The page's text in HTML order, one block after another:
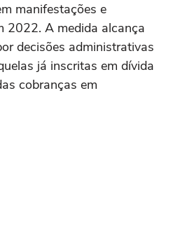
manifestações e
2022. A medida alcança
decisões administrativas
já inscritas em dívida
cobranças em